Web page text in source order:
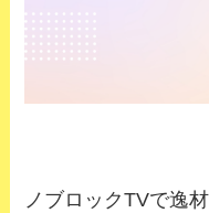
ノブロックTVで逸